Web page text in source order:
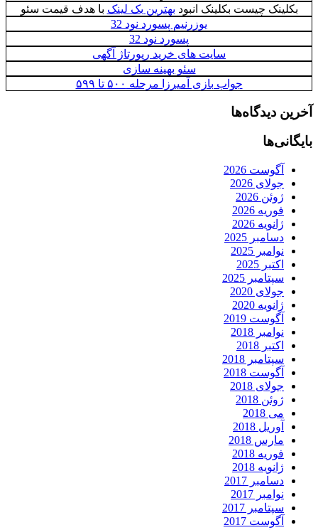
بکلینک چیست بکلینک انبود بهترین بک لینک با هدف قیمت سئو
یوزرنیم پسورد نود 32
پسورد نود 32
سایت های خرید رپورتاژ آگهی
سئو بهینه سازی
جواب بازی آمیرزا مرحله ۵۰۰ تا ۵۹۹
آخرین دیدگاه‌ها
بایگانی‌ها
آگوست 2026
جولای 2026
ژوئن 2026
فوریه 2026
ژانویه 2026
دسامبر 2025
نوامبر 2025
اکتبر 2025
سپتامبر 2025
جولای 2020
ژانویه 2020
آگوست 2019
نوامبر 2018
اکتبر 2018
سپتامبر 2018
آگوست 2018
جولای 2018
ژوئن 2018
می 2018
آوریل 2018
مارس 2018
فوریه 2018
ژانویه 2018
دسامبر 2017
نوامبر 2017
سپتامبر 2017
آگوست 2017